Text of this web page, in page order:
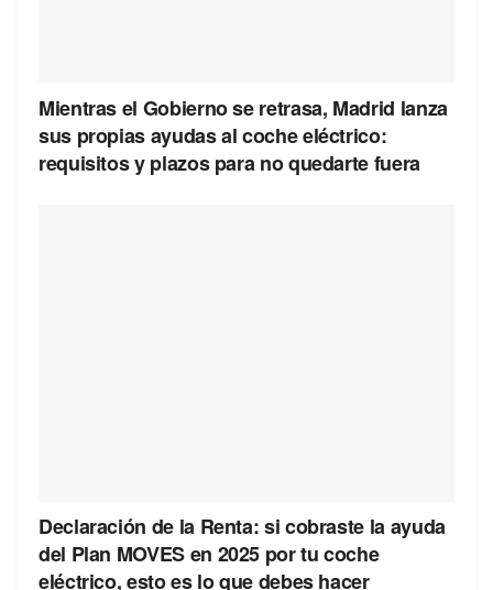
Mientras el Gobierno se retrasa, Madrid lanza
sus propias ayudas al coche eléctrico:
requisitos y plazos para no quedarte fuera
Declaración de la Renta: si cobraste la ayuda
del Plan MOVES en 2025 por tu coche
eléctrico, esto es lo que debes hacer